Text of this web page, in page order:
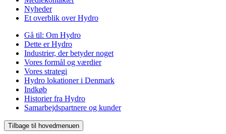
Nyheder
Et overblik over Hydro
Gå til: Om Hydro
Dette er Hydro
Industrier, der betyder noget
Vores formål og værdier
Vores strategi
Hydro lokationer i Denmark
Indkøb
Historier fra Hydro
Samarbejdspartnere og kunder
Tilbage til hovedmenuen